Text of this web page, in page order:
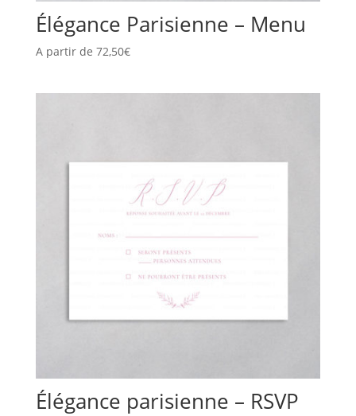
Élégance Parisienne – Menu
A partir de 72,50€
Élégance parisienne – RSVP